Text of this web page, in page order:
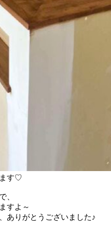
す♡
、
すよ～
ありがとうございました♪